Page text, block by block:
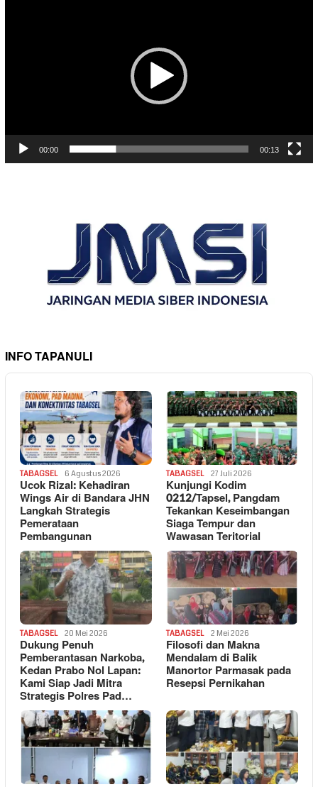
00:00 00:13
INFO TAPANULI
TABAGSEL 6 Agustus 2026
Ucok Rizal: Kehadiran
Wings Air di Bandara JHN
Langkah Strategis
Pemerataan
Pembangunan
TABAGSEL 27 Juli 2026
Kunjungi Kodim
0212/Tapsel, Pangdam
Tekankan Keseimbangan
Siaga Tempur dan
Wawasan Teritorial
TABAGSEL 20 Mei 2026
Dukung Penuh
Pemberantasan Narkoba,
Kedan Prabo Nol Lapan:
Kami Siap Jadi Mitra
Strategis Polres Pad…
TABAGSEL 2 Mei 2026
Filosofi dan Makna
Mendalam di Balik
Manortor Parmasak pada
Resepsi Pernikahan